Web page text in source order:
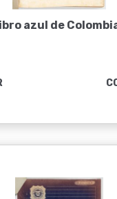
azul de